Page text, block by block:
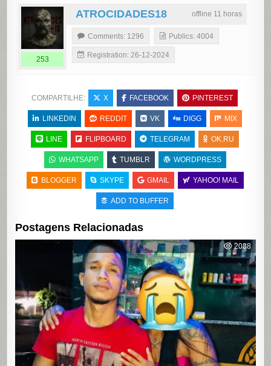
offline 11 horas
ATROCIDADES18
253
Comments: 1296 Publics: 4004
Registration: 26-12-2024
COMPARTILHE: X FACEBOOK PINTEREST
LINKEDIN REDDIT VK DIGG MIX
LINE FLIPBOARD TELEGRAM OK.RU
WHATSAPP TUMBLR WORDPRESS
BLOGGER SKYPE GMAIL YAHOO! MAIL
ADD TO BUFFER
Postagens Relacionadas
2088